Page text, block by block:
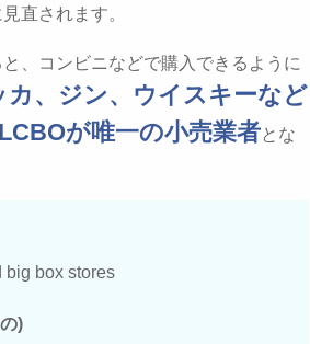
直されます。
、コンビニなどで購入できるように
カ、ジン、ウイスキーなど
が唯一の小売業者とな
big box stores
)